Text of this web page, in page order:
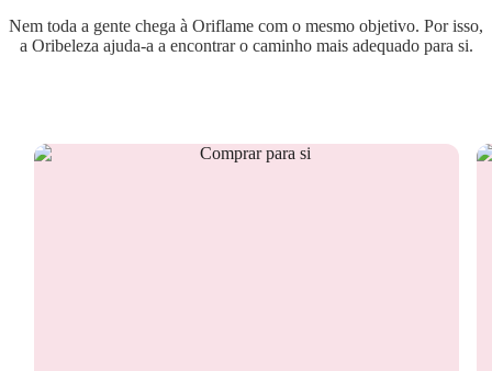
Nem toda a gente chega à Oriflame com o mesmo objetivo. Por isso,
a Oribeleza ajuda-a a encontrar o caminho mais adequado para si.